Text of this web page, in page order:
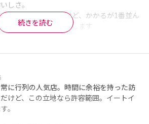
しさ。
んがたくさんあるけど、かかるが1番並ん
間がある時にお勧めします
続きを読む
に行列の人気店。時間に余裕を持った訪
けど、この立地なら許容範囲。イートイ
。